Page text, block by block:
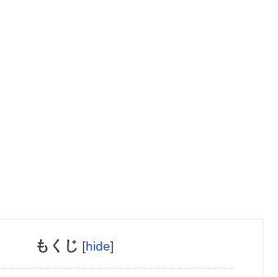
もくじ [hide]